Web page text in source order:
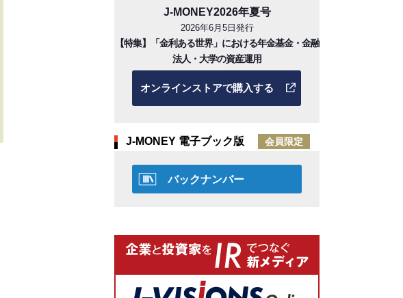
J-MONEY2026年夏号
2026年6月5日発行
【特集】「金利ある世界」における年金基金・金融
法人・大学の資産運用
オンラインストアで購入する
J-MONEY 電子ブック版 会員限定
バックナンバー